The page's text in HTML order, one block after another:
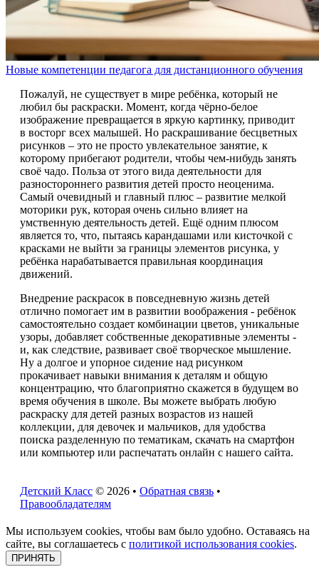
Новые компетенции педагога для дистанционного обучения
Пожалуй, не существует в мире ребёнка, который не
любил бы раскраски. Момент, когда чёрно-белое
изображение превращается в яркую картинку, приводит
в восторг всех малышей. Но раскрашивание бесцветных
рисунков – это не просто увлекательное занятие, к
которому прибегают родители, чтобы чем-нибудь занять
своё чадо. Польза от этого вида деятельности для
разностороннего развития детей просто неоценима.
Самый очевидный и главный плюс – развитие мелкой
моторики рук, которая очень сильно влияет на
умственную деятельность детей. Ещё одним плюсом
является то, что, пытаясь карандашами или кисточкой с
красками не выйти за границы элементов рисунка, у
ребёнка нарабатывается правильная координация
движений.
Внедрение раскрасок в повседневную жизнь детей
отлично помогает им в развитии воображения - ребёнок
самостоятельно создает комбинации цветов, уникальные
узоры, добавляет собственные декоративные элементы -
и, как следствие, развивает своё творческое мышление.
Ну а долгое и упорное сидение над рисунком
прокачивает навыки внимания к деталям и общую
концентрацию, что благоприятно скажется в будущем во
время обучения в школе. Вы можете выбрать любую
раскраску для детей разных возрастов из нашей
коллекции, для девочек и мальчиков, для удобства
поиска разделенную по тематикам, скачать на смартфон
или компьютер или распечатать онлайн с нашего сайта.
Детский Класс © 2026 • Обратная связь •
Правообладателям
Мы используем cookies, чтобы вам было удобно. Оставаясь на
сайте, вы соглашаетесь с политикой использования cookies.
ПРИНЯТЬ